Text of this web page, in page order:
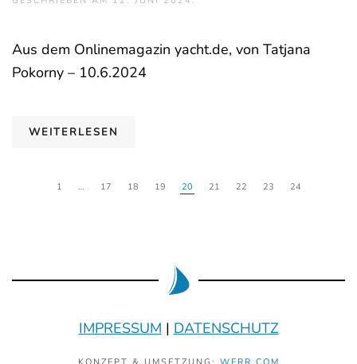
Aus dem Onlinemagazin yacht.de, von Tatjana
Pokorny – 10.6.2024
WEITERLESEN
1 … 17 18 19 20 21 22 23 24
IMPRESSUM | DATENSCHUTZ